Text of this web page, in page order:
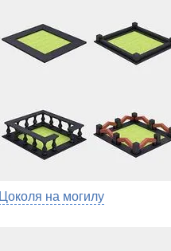
Цоколя на могилу